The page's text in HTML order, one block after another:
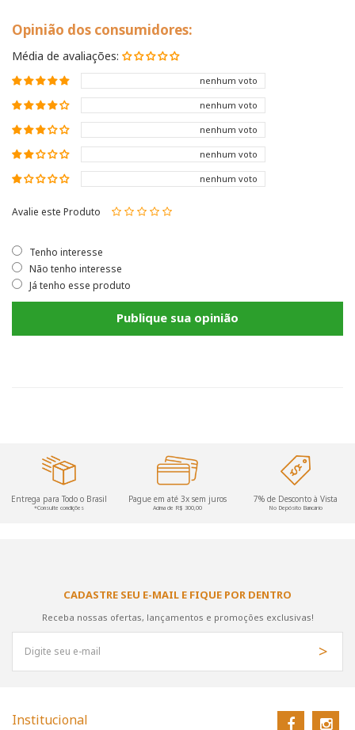
Opinião dos consumidores:
Média de avaliações:
nenhum voto
nenhum voto
nenhum voto
nenhum voto
nenhum voto
Avalie este Produto
Tenho interesse
Não tenho interesse
Já tenho esse produto
Publique sua opinião
Entrega para Todo o Brasil
*Consulte condições
Pague em até 3x sem juros
Acima de R$ 300,00
7% de Desconto à Vista
No Depósito Bancário
CADASTRE SEU E-MAIL E FIQUE POR DENTRO
Receba nossas ofertas, lançamentos e promoções exclusivas!
Institucional